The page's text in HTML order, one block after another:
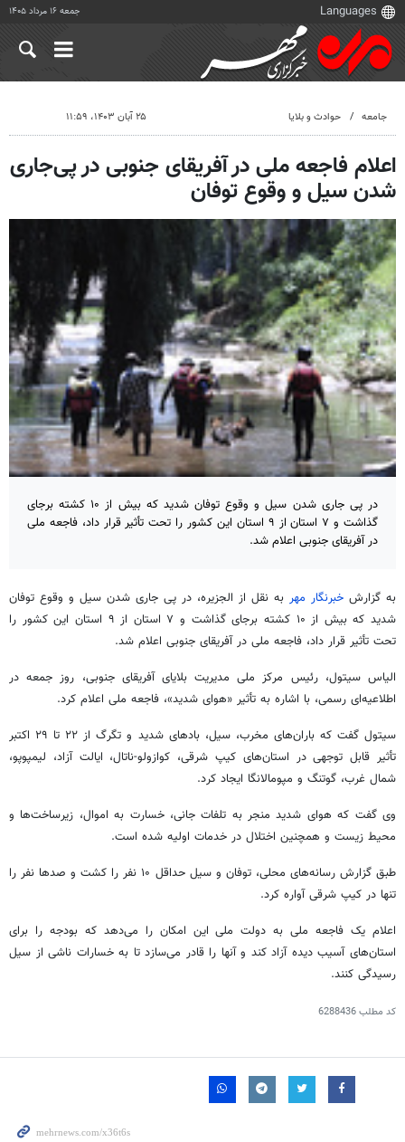
جمعه ۱۶ مرداد ۱۴۰۵
جامعه حوادث و بلایا ۲۵ آبان ۱۴۰۳، ۱۱:۵۹
اعلام فاجعه ملی در آفریقای جنوبی در پی‌جاری
شدن سیل و وقوع توفان
در پی جاری شدن سیل و وقوع توفان شدید که بیش از ۱۰ کشته برجای
گذاشت و ۷ استان از ۹ استان این کشور را تحت تأثیر قرار داد، فاجعه ملی
در آفریقای جنوبی اعلام شد.
به گزارش خبرنگار مهر به نقل از الجزیره، در پی جاری شدن سیل و وقوع توفان
شدید که بیش از ۱۰ کشته برجای گذاشت و ۷ استان از ۹ استان این کشور را
تحت تأثیر قرار داد، فاجعه ملی در آفریقای جنوبی اعلام شد.
الیاسسیتول، رئیس مرکز ملی مدیریت بلایای آفریقای جنوبی، روز جمعه در
اطلاعیه‌ای رسمی، با اشاره به تأثیر «هوای شدید»، فاجعه ملی اعلام کرد.
سیتول
گفت که باران‌های مخرب، سیل، بادهای شدید و تگرگ از ۲۲ تا ۲۹ اکتبر
تأثیر قابل توجهی در استان‌های کیپ شرقی، کوازولو-ناتال، ایالت آزاد، لیمپوپو،
شمال غرب، گوتنگ و مپومالانگا ایجاد کرد.
وی گفت که هوای شدید منجر به تلفات جانی، خسارت به اموال، زیرساخت‌ها و
محیط زیست و همچنین اختلال در خدمات اولیه شده است.
طبق گزارش رسانه‌های محلی، توفان و سیل حداقل ۱۰ نفر را کشت و صدها نفر را
تنها در کیپ شرقی آواره کرد.
اعلام یک فاجعه ملی به دولت ملی این امکان را می‌دهد که بودجه را برای
استان‌های آسیب دیده آزاد کند و آنها را قادر می‌سازد تا به خسارات ناشی از سیل
رسیدگی کنند.
کد مطلب6288436